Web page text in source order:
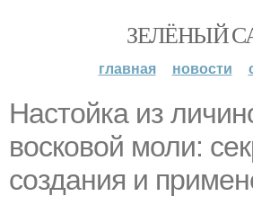
ЗЕЛЁНЫЙ
главная новости
Настойка из
восковой моли:
создания и